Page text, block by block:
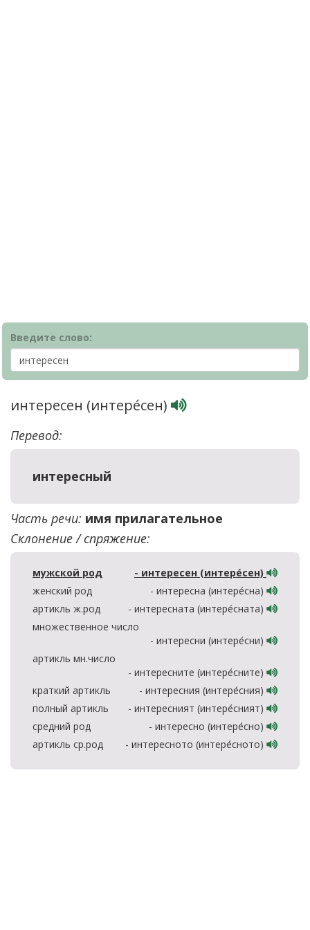
Введите слово:
интересен (интере́сен)
Перевод:
интересный
Часть речи: имя прилагательное
Склонение / спряжение:
мужской род
- интересен (интере́сен)
женский род
- интересна (интере́сна)
артикль ж.род
- интересната (интере́сната)
множественное число
- интересни (интере́сни)
артикль мн.число
- интересните (интере́сните)
краткий артикль
- интересния (интере́сния)
полный артикль
- интересният (интере́сният)
средний род
- интересно (интере́сно)
артикль ср.род
- интересното (интере́сното)